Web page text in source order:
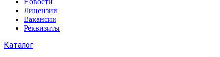
Новости
Лицензии
Вакансии
Реквизиты
Каталог